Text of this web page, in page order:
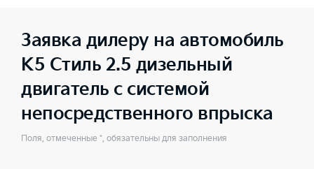
Заявка дилеру на автомобиль
K5 Стиль 2.5 дизельный
двигатель с системой
непосредственного впрыска
Поля, отмеченные *, обязательны для заполнения